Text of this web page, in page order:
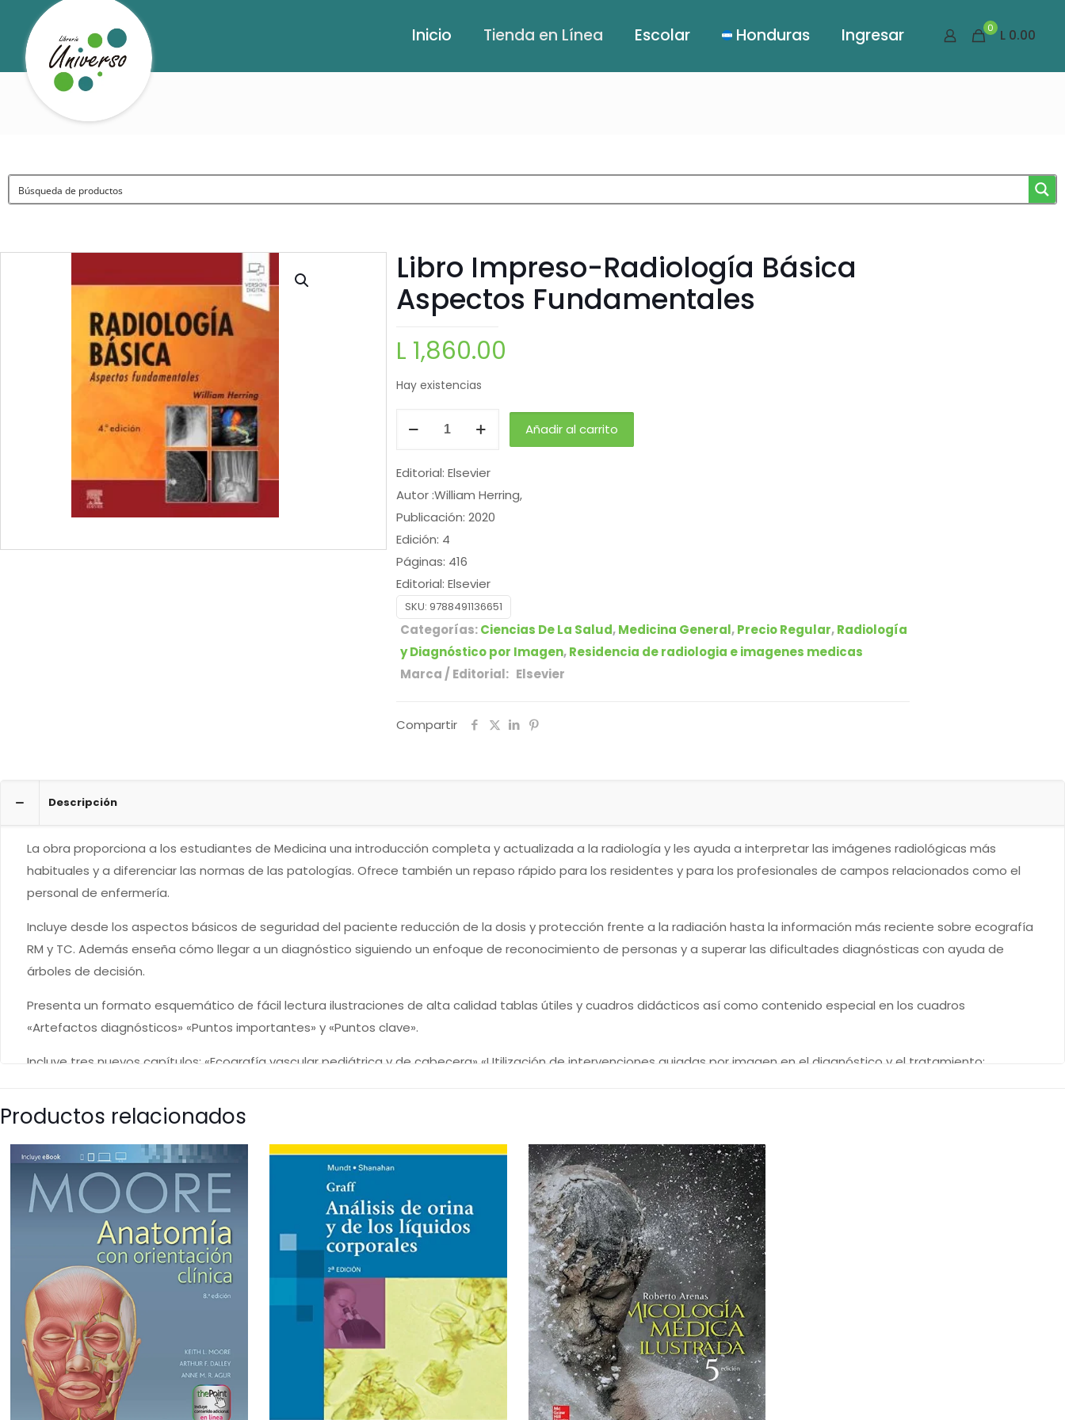
Inicio Tienda en Línea Escolar Honduras Ingresar 0 L 0.00
Libro Impreso-Radiología Básica
Aspectos Fundamentales
L 1,860.00
Hay existencias
Añadir al carrito
Editorial: Elsevier
Autor :William Herring,
Publicación: 2020
Edición: 4
Páginas: 416
Editorial: Elsevier
SKU: 9788491136651
Categorías:Ciencias De La Salud,Medicina General,Precio Regular,Radiología
y Diagnóstico por Imagen,Residencia de radiologia e imagenes medicas
Marca / Editorial: Elsevier
Compartir
Descripción
La obra proporciona a los estudiantes de Medicina una introducción completa y actualizada a la radiología y les ayuda a interpretar las imágenes radiológicas más
habituales y a diferenciar las normas de las patologías. Ofrece también un repaso rápido para los residentes y para los profesionales de campos relacionados como el
personal de enfermería.
Incluye desde los aspectos básicos de seguridad del paciente reducción de la dosis y protección frente a la radiación hasta la información más reciente sobre ecografía
RM y TC. Además enseña cómo llegar a un diagnóstico siguiendo un enfoque de reconocimiento de personas y a superar las dificultades diagnósticas con ayuda de
árboles de decisión.
Presenta un formato esquemático de fácil lectura ilustraciones de alta calidad tablas útiles y cuadros didácticos así como contenido especial en los cuadros
«Artefactos diagnósticos» «Puntos importantes» y «Puntos clave».
Incluye tres nuevos capítulos: «Ecografía vascular pediátrica y de cabecera» «Utilización de intervenciones guiadas por imagen en el diagnóstico y el tratamiento:
Productos relacionados